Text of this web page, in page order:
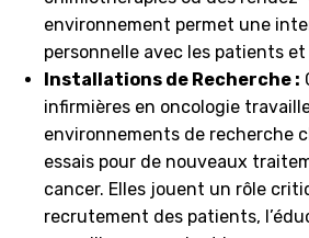
environnement permet une
personnelle avec les patients
Installations de Recherche :
infirmières en oncologie
environnements de recherche
essais pour de nouveaux
cancer. Elles jouent un rôle
recrutement des patients,